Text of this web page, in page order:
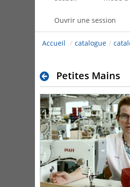
Ouvrir une session
Accueil / catalogue /
Petites Mains